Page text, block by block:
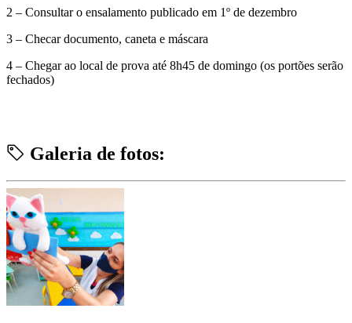
2 – Consultar o ensalamento publicado em 1º de dezembro
3 – Checar documento, caneta e máscara
4 – Chegar ao local de prova até 8h45 de domingo (os portões serão
fechados)
Galeria de fotos: